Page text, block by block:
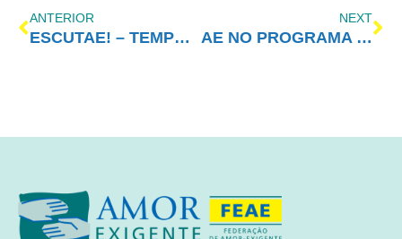
ANTERIOR
ESCUTAE! – TEMPORADA 2 – EPISÓDIO 28
NEXT
AE NO PROGRAMA VIDA MELHOR – REDEVIDA – 12/07/2021